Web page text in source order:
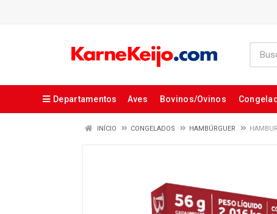
Departamentos Aves Bovinos/Ovinos
INÍCIO CONGELADOS HAMBÚRGUER